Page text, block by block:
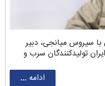
سیروس ‌میانجی، دبیر
تولیدکنندگان سرب و
ادامه ...